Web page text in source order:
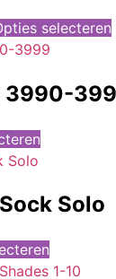
selecteren
3990-
Solo